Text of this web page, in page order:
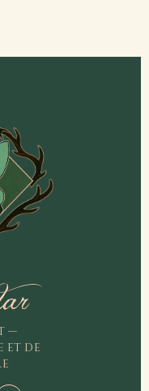
—
et de